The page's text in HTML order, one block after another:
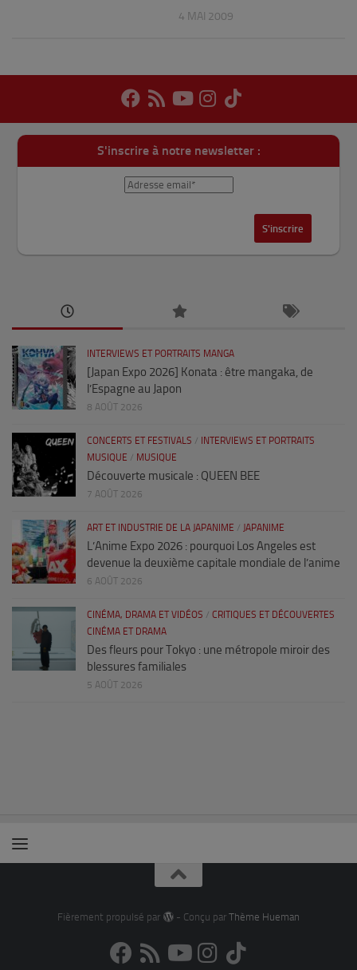
4 MAI 2009
S'inscrire à notre newsletter :
INTERVIEWS ET PORTRAITS MANGA
[Japan Expo 2026] Konata : être mangaka, de
l’Espagne au Japon
8 AOÛT 2026
CONCERTS ET FESTIVALS /
INTERVIEWS ET PORTRAITS
MUSIQUE / MUSIQUE
Découverte musicale : QUEEN BEE
7 AOÛT 2026
ART ET INDUSTRIE DE LA JAPANIME / JAPANIME
L’Anime Expo 2026 : pourquoi Los Angeles est
devenue la deuxième capitale mondiale de l’anime
6 AOÛT 2026
CINÉMA, DRAMA ET VIDÉOS / CRITIQUES ET DÉCOUVERTES
CINÉMA ET DRAMA
Des fleurs pour Tokyo : une métropole miroir des
blessures familiales
5 AOÛT 2026
Fièrement propulsé par - Conçu par Thème Hueman